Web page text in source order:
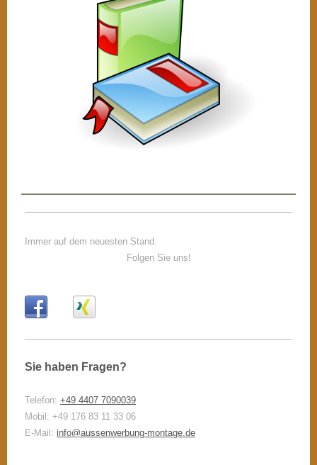
Immer auf dem neuesten Stand.
Folgen Sie uns!
Sie haben Fragen?
Telefon: +49 4407 7090039
Mobil: +49 176 83 11 33 06
E-Mail: info@aussenwerbung-montage.de